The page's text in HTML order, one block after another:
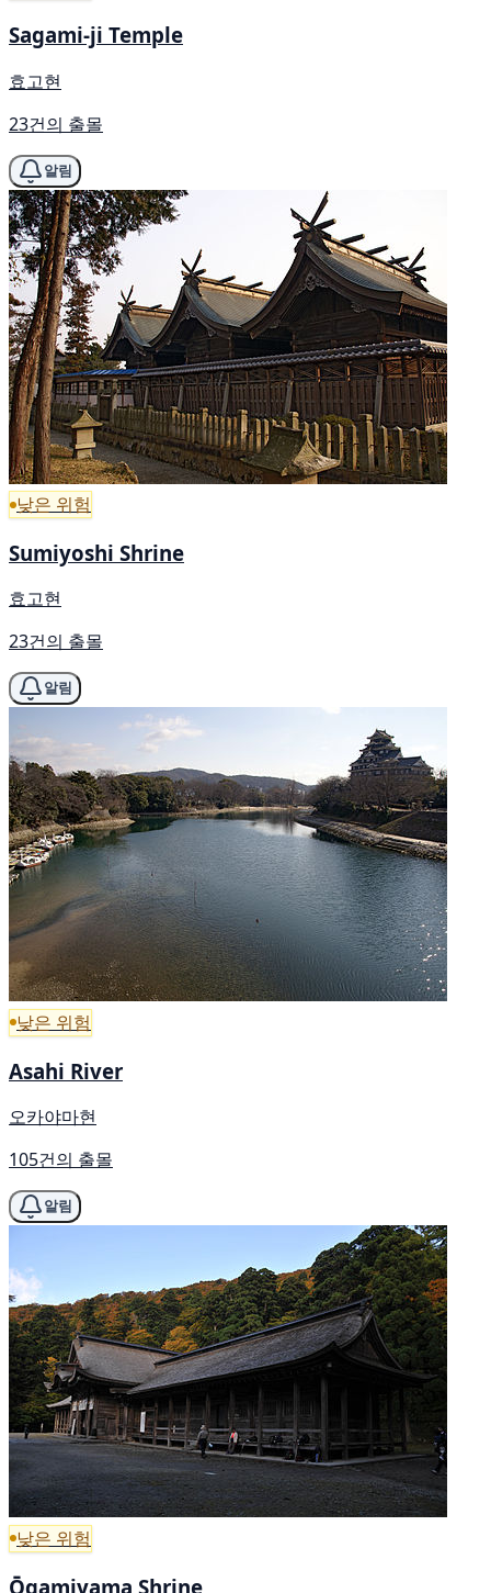
Sagami-ji Temple
효고현
23건의 출몰
알림
낮은 위험
Sumiyoshi Shrine
효고현
23건의 출몰
알림
낮은 위험
Asahi River
오카야마현
105건의 출몰
알림
낮은 위험
Ōgamiyama Shrine